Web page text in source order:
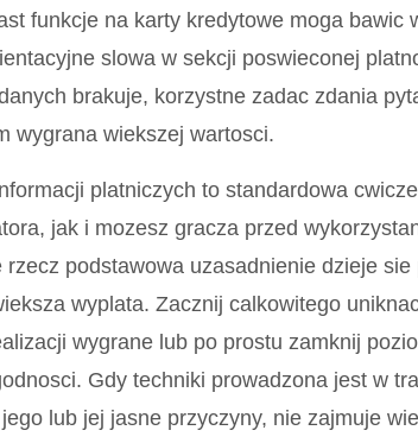
funkcje na karty kredytowe moga bawic
slowa w sekcji poswieconej
brakuje, korzystne zadac zdania
wygrana wiekszej wartosci.
platniczych to standardowa
jak i mozesz gracza przed
podstawowa uzasadnienie dzieje sie
wyplata. Zacznij calkowitego
wygrane lub po prostu zamknij
Gdy techniki prowadzona jest w
lub jej jasne przyczyny, nie zajmuje